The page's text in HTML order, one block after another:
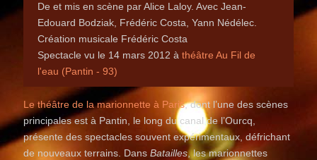
De et mis en scène par Alice Laloy. Avec Jean-
Edouard Bodziak, Frédéric Costa, Yann Nédélec.
Création musicale Frédéric Costa
Spectacle vu le 14 mars 2012 àthéâtre Au Fil de
l'eau (Pantin - 93)
Le théâtre de la marionnette à Paris, dont l’une des scènes
principales est à Pantin, le long du canal de l’Ourcq,
présente des spectacles souvent expérimentaux, défrichant
de nouveaux terrains. DansBatailles, les marionnettes